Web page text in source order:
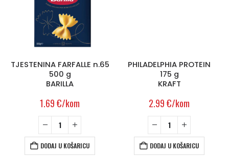
TJESTENINA FARFALLE n.65
500 g
BARILLA
1.69€/kom
DODAJ U KOŠARICU
PHILADELPHIA PROTEIN
175 g
KRAFT
2.99€/kom
DODAJ U KOŠARICU